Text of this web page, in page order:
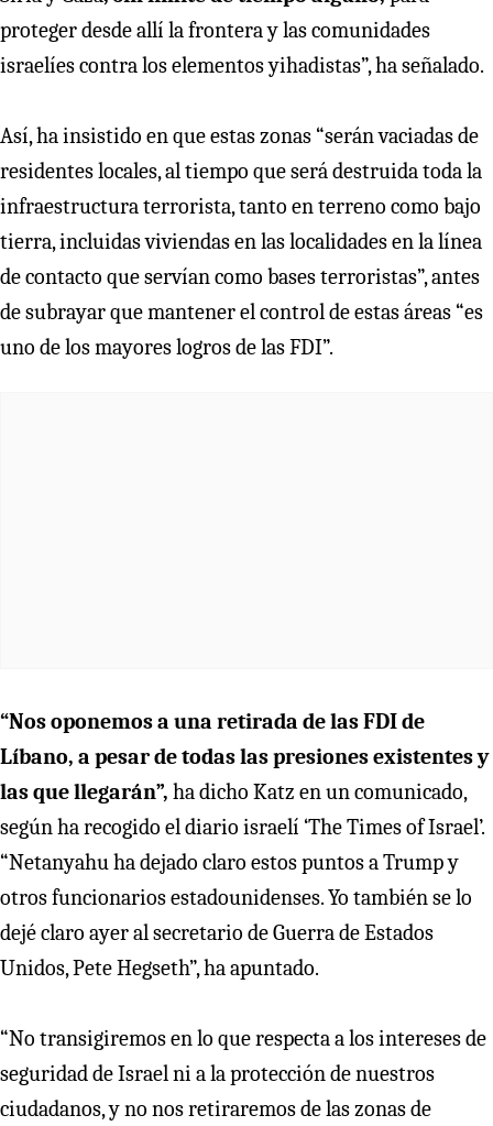
proteger desde allí la frontera y las comunidades
israelíes contra los elementos yihadistas”, ha señalado.
Así, ha insistido en que estas zonas “serán vaciadas de
residentes locales, al tiempo que será destruida toda la
infraestructura terrorista, tanto en terreno como bajo
tierra, incluidas viviendas en las localidades en la línea
de contacto que servían como bases terroristas”, antes
de subrayar que mantener el control de estas áreas “es
uno de los mayores logros de las FDI”.
“Nos oponemos a una retirada de las FDI de
Líbano, a pesar de todas las presiones existentes y
las que llegarán”, ha dicho Katz en un comunicado,
según ha recogido el diario israelí ‘The Times of Israel’.
“Netanyahu ha dejado claro estos puntos a Trump y
otros funcionarios estadounidenses. Yo también se lo
dejé claro ayer al secretario de Guerra de Estados
Unidos, Pete Hegseth”, ha apuntado.
“No transigiremos en lo que respecta a los intereses de
seguridad de Israel ni a la protección de nuestros
ciudadanos, y no nos retiraremos de las zonas de